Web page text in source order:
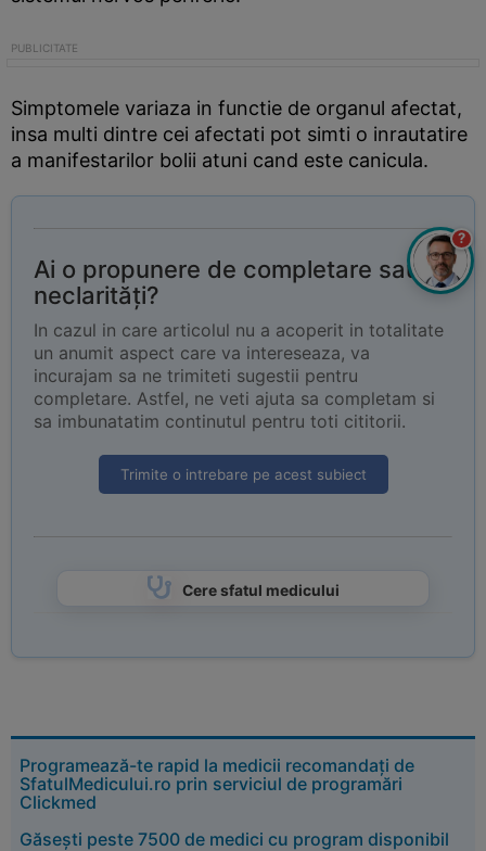
Simptomele variaza in functie de organul afectat,
insa multi dintre cei afectati pot simti o inrautatire
a manifestarilor bolii atuni cand este canicula.
Ai o propunere de completare sau
neclarități?
In cazul in care articolul nu a acoperit in totalitate
un anumit aspect care va intereseaza, va
incurajam sa ne trimiteti sugestii pentru
completare. Astfel, ne veti ajuta sa completam si
sa imbunatatim continutul pentru toti cititorii.
Trimite o intrebare pe acest subiect
Cere sfatul medicului
Programează-te rapid la medicii recomandați de
SfatulMedicului.ro prin serviciul de programări
Clickmed
Găsești peste 7500 de medici cu program disponibil
?